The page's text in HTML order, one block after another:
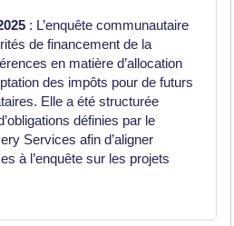
: L’enquête communautaire
de financement de la
en matière d’allocation
des impôts pour de futurs
Elle a été structurée
définies par le
Services afin d’aligner
à l’enquête sur les projets